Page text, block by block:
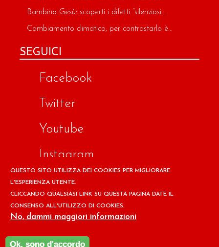
Bambino Gesù: scoperti i difetti “silenziosi...
Cambiamento climatico, per contrastarlo è...
SEGUICI
Facebook
Twitter
Youtube
Instagram
Google
Copyright © 2026 Il design ed i contenuti del sito
www.ilpapaverorossoweb.it
per la Difesa dell'Ambiente e della Salute ADAS
QUESTO SITO UTILIZZA DEI COOKIES PER MIGLIORARE
L'ESPERIENZA UTENTE.
CLICCANDO QUALSIASI LINK SU QUESTA PAGINA DATE IL
CONSENSO ALL'UTILIZZO DI COOKIES.
No, dammi maggiori informazioni
Ok, sono d'accordo